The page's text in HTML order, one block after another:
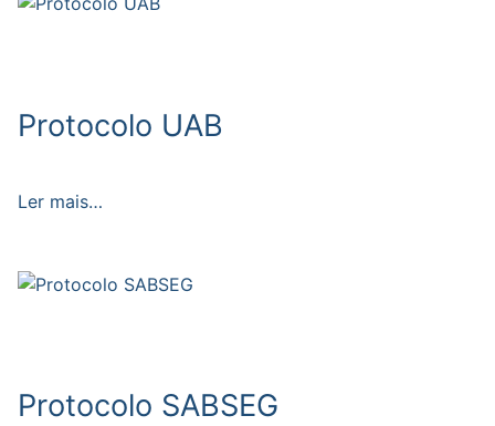
Formação
Revista Intervir
Protocolo UAB
Ler mais…
Protocolo SABSEG